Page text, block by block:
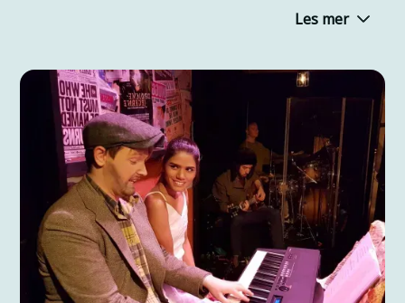
Denne linja er en nysatsing i samarbeid med
deg som er elev. På skuespillerlinja får du et år som
kombinerer folkehøgskolelivet med profesjonell
teatererfaring! Du får et reelt innblikk i bransjen,
møte aktører som jobber profesjonelt, bygge
nettverk og praktisk erfaring.
Et helt unikt tilbud der du får:
Et tett samarbeid med Nordland Teater– du får
mulighet til å lære direkte av profesjonelle
skuespillere, regissører, instruktører,
dramaturger, scenografer, lys- og lyddesignere
Les mer